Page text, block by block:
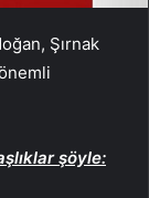
Şırnak
şöyle: